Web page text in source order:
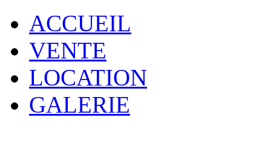
ACCUEIL
VENTE
LOCATION
GALERIE